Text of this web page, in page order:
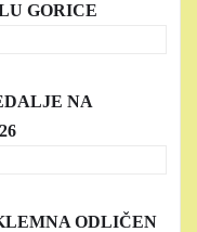
GORICE
NA
ODLIČEN